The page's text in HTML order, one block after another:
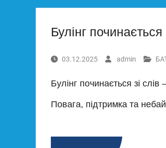
Булінг починається
03.12.2025 admin
Булінг починається зі
Повага, підтримка та